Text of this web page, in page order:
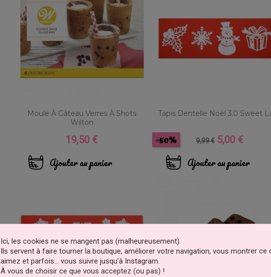
Moule À Gâteau Verres À Shots
Wilton
Prix
19,50 €
Ajouter au panier
Tapis Dentelle Noël 3.0 Sweet
Prix
base
9,99 €
-50% Prix
5,00 €
Ajouter au panier
Ici, les cookies ne se mangent pas (malheureusement).
Ils servent à faire tourner la boutique, améliorer votre navigation, vous montrer ce
aimez et parfois… vous suivre jusqu’à Instagram.
À vous de choisir ce que vous acceptez (ou pas) !